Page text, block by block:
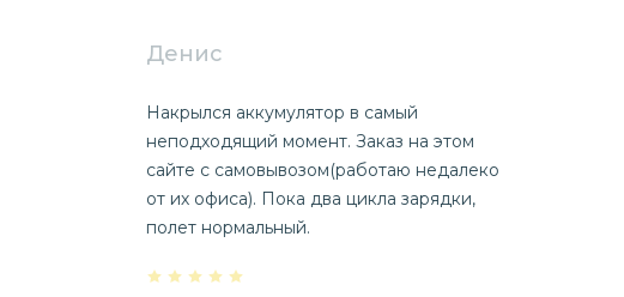
Денис
Накрылся аккумулятор в самый
неподходящий момент. Заказ на этом
сайте с самовывозом(работаю недалеко
от их офиса). Пока два цикла зарядки,
полет нормальный.